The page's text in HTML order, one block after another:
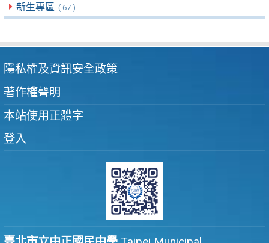
新生專區 ( 67 )
隱私權及資訊安全政策
著作權聲明
本站使用正體字
登入